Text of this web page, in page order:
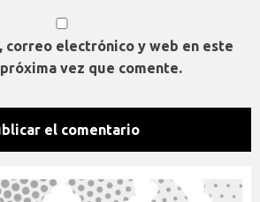
correo electrónico y web en este
vez que comente.